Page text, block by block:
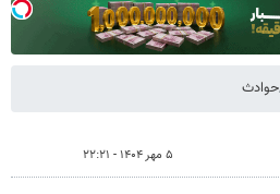
حوادث
۵ مهر ۱۴۰۴ - ۲۲:۲۱